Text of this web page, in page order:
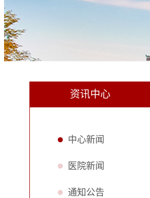
资讯中心
中心新闻
医院新闻
通知公告